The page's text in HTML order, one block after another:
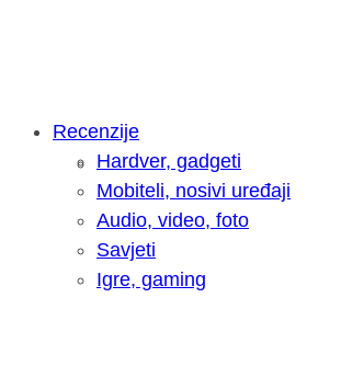
Intervju: Goran Jović,
Recenzije
Hardver, gadgeti
Mobiteli, nosivi uređaji
Audio, video, foto
Savjeti
Igre, gaming